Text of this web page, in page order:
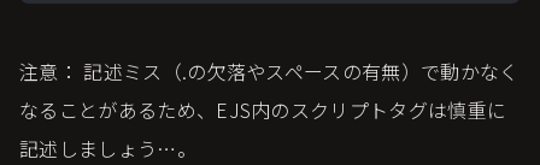
注意： 記述ミス（.の欠落やスペースの有無）で動かなく
なることがあるため、EJS内のスクリプトタグは慎重に
記述しましょう…。